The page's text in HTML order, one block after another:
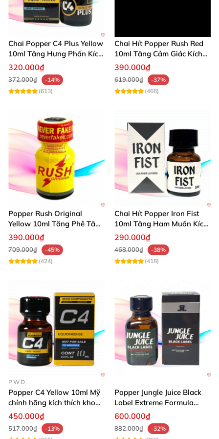
Chai Popper C4 Plus Yellow
10ml Tăng Hưng Phấn Kích
Thích Mạnh
320.000₫
372.000₫
-14%
(613)
Chai Hít Popper Rush Red
10ml Tăng Cảm Giác Kích
Thích Mạnh
390.000₫
619.000₫
-37%
(466)
Popper Rush Original
Yellow 10ml Tăng Phê Tăng
Kích Thích
390.000₫
709.000₫
-45%
(424)
Chai Hít Popper Iron Fist
10ml Tăng Ham Muốn Kích
Thích Mạnh
290.000₫
468.000₫
-38%
(418)
PWD
Popper C4 Yellow 10ml Mỹ
chính hãng kích thích khoái
cảm
450.000₫
517.000₫
-13%
Popper Jungle Juice Black
Label Extreme Formula
30ml
600.000₫
882.000₫
-32%